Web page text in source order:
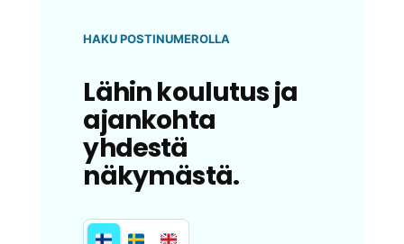
HAKU POSTINUMEROLLA
Lähin koulutus ja
ajankohta
yhdestä
näkymästä.